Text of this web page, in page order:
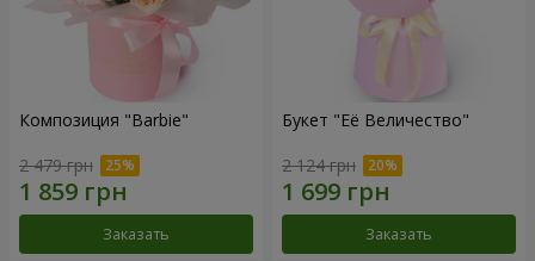
Композиция "Barbie"
2 479 грн
Заказать
Букет "Её Величество"
2 124 грн
Заказать